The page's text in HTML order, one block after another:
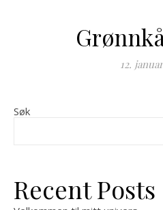
12.
Søk
Recent Posts